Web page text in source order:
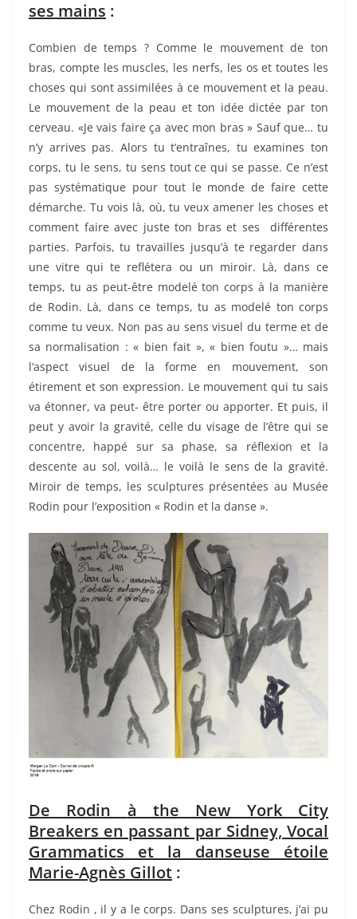
ses mains :
Combien de temps ? Comme le mouvement de ton
bras, compte les muscles, les nerfs, les os et toutes les
choses qui sont assimilées à ce mouvement et la peau.
Le mouvement de la peau et ton idée dictée par ton
cerveau. «Je vais faire ça avec mon bras » Sauf que… tu
n’y arrives pas. Alors tu t’entraînes, tu examines ton
corps, tu le sens, tu sens tout ce qui se passe. Ce n’est
pas systématique pour tout le monde de faire cette
démarche. Tu vois là, où, tu veux amener les choses et
comment faire avec juste ton bras et ses différentes
parties. Parfois, tu travailles jusqu’à te regarder dans
une vitre qui te reflétera ou un miroir. Là, dans ce
temps, tu as peut-être modelé ton corps à la manière
de Rodin. Là, dans ce temps, tu as modelé ton corps
comme tu veux. Non pas au sens visuel du terme et de
sa normalisation : « bien fait », « bien foutu »… mais
l’aspect visuel de la forme en mouvement, son
étirement et son expression. Le mouvement qui tu sais
va étonner, va peut- être porter ou apporter. Et puis, il
peut y avoir la gravité, celle du visage de l’être qui se
concentre, happé sur sa phase, sa réflexion et la
descente au sol, voilà… le voilà le sens de la gravité.
Miroir de temps, les sculptures présentées au Musée
Rodin pour l’exposition « Rodin et la danse ».
De Rodin àthe New York City
Breakers en passant par Sidney, Vocal
Grammatics et la danseuse étoile
Marie-Agnès Gillot :
Chez Rodin , il y a le corps. Dans ses sculptures, j’ai pu